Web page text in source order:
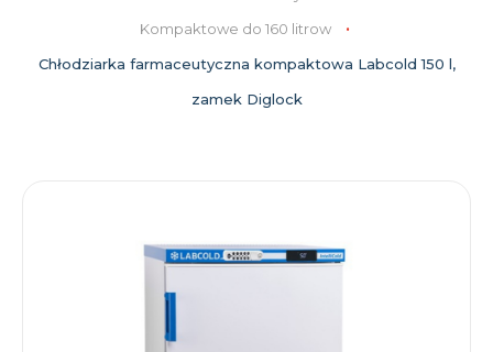
Kompaktowe do 160 litrow
Chłodziarka farmaceutyczna kompaktowa Labcold 150 l,
zamek Diglock